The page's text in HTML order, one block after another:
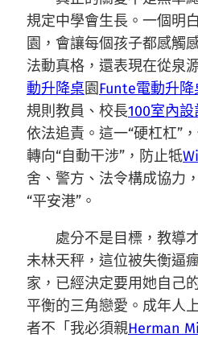
規定中學會生長。一個明
園，會讓每個孩子都感觸
法動真格，還表現在從泉
動升降桌園Funte電動升降
規則教員、校長100室內設
依法追責。這一“硬杠杠”
轉向“自動干涉”，防止牴
舍、警方、法令構成協力
“平安港”。
處分不是目標，教導
未林天秤，這位被失衡逼
家，已經決定要用她自己
平衡的三角戀愛。成年人
者不「我必須親Herman